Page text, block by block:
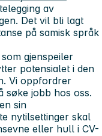
av
Det vil bli lagt
på samisk språk
gjenspeiler
potensialet i den
Vi oppfordrer
søke jobb hos oss.
sin
nytilsettinger skal
eller hull i CV-